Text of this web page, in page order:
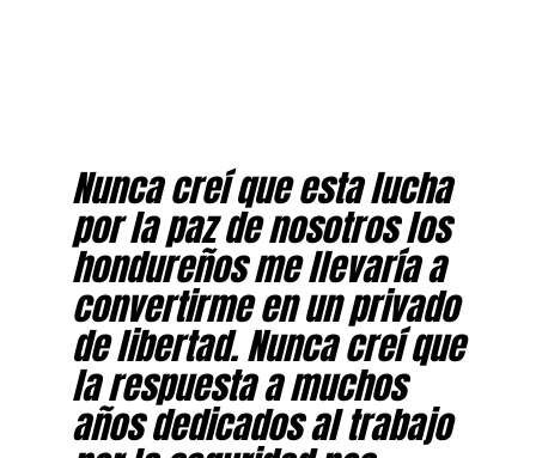
Nunca creí que esta lucha
por la paz de nosotros los
hondureños me llevaría a
convertirme en un privado
de libertad. Nunca creí que
la respuesta a muchos
años dedicados al trabajo